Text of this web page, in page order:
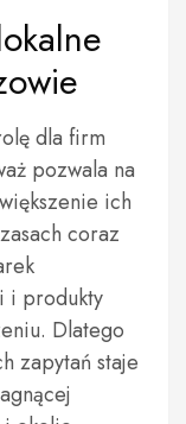
dla firm
pozwala na
ich
coraz
i produkty
Dlatego
zapytań staje